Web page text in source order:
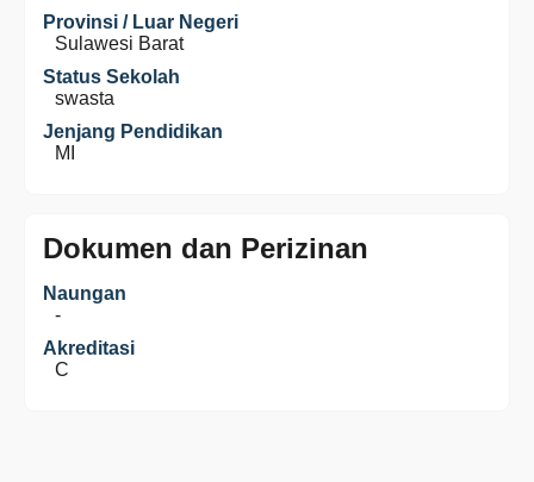
Provinsi / Luar Negeri
Sulawesi Barat
Status Sekolah
swasta
Jenjang Pendidikan
MI
Dokumen dan Perizinan
Naungan
-
Akreditasi
C